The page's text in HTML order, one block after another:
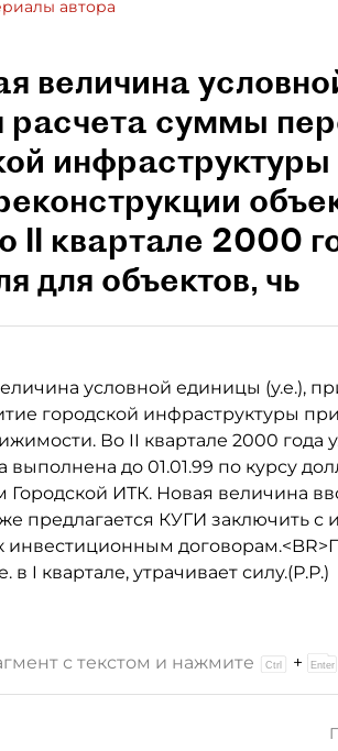
автора
величина
суммы
инфраструктуры
II квартале 2000
для объектов, чь
условной единицы (у.е.),
городской инфраструктуры при
Во II квартале 2000 года
выполнена до 01.01.99 по курсу
ИТК. Новая величина
предлагается КУГИ заключить с
инвестиционным
I квартале, утрачивает силу.(Р.Р.)
с текстом и нажмите +